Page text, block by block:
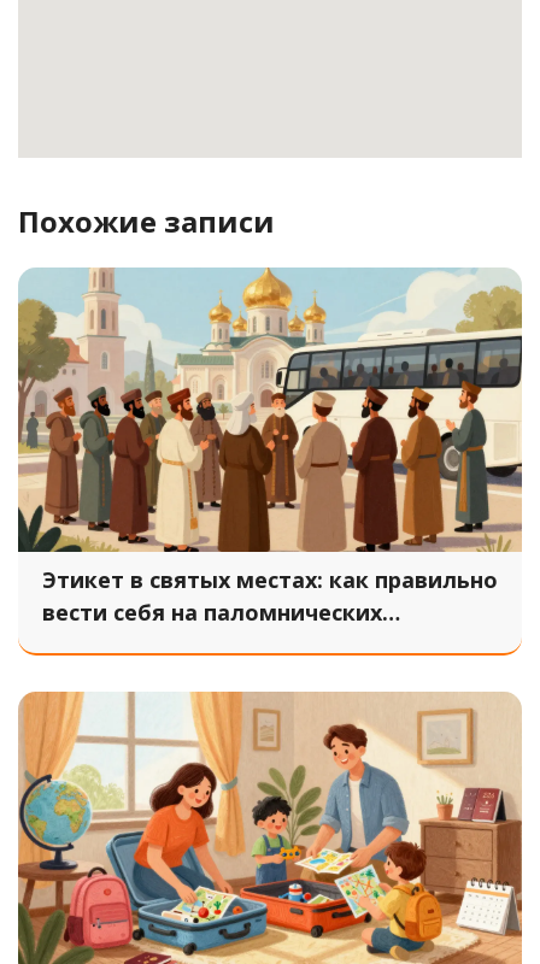
Похожие записи
Этикет в святых местах: как правильно
вести себя на паломнических